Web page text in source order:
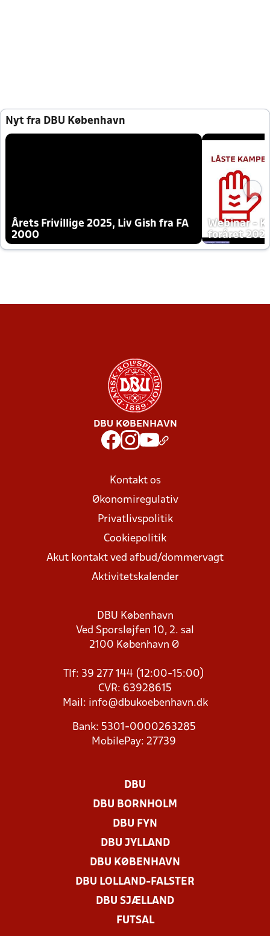
Nyt fra DBU København
Årets Frivillige 2025, Liv Gish fra FA
2000
Webinar -
foråret
DBU KØBENHAVN
Kontakt os
Økonomiregulativ
Privatlivspolitik
Cookiepolitik
Akut kontakt ved afbud/dommervagt
Aktivitetskalender
DBU København
Ved Sporsløjfen 10, 2. sal
2100 København Ø
Tlf: 39 277 144 (12:00-15:00)
CVR: 63928615
Mail: info@dbukoebenhavn.dk
Bank: 5301-0000263285
MobilePay: 27739
DBU
DBU BORNHOLM
DBU FYN
DBU JYLLAND
DBU KØBENHAVN
DBU LOLLAND-FALSTER
DBU SJÆLLAND
FUTSAL